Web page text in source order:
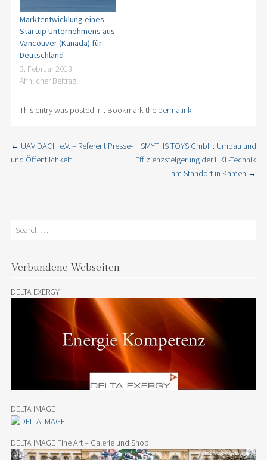
Marktentwicklung eines
Startup Unternehmens aus
Vancouver (Kanada) für
Deutschland
3. Februar 2013
Ähnlicher Beitrag
This entry was posted in . Bookmark the permalink.
Post navigation
← UAV DACH e.V. – Referent Presse-
und Öffentlichkeit
SMYTHS TOYS GmbH: Umbau und
Effizienzsteigerung der HKL-Technik
am Standort in Kamen →
Search
Verbundene Webseiten
DELTA EXERGY
DELTA IMAGE
DELTA IMAGE Fine Art – Galerie und Shop